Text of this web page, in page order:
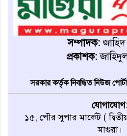
রোববার
ভিসা চালু
ক্যাম্পেইন
অবহিতকরণ
মাগুরায়
কর্মসূচি
সম্পাদক:
প্রকাশক:
সরকার কর্তৃক নিবন্ধিত নিউজ
১৫, পৌর সুপার মার্কেট (
মাগুরা।